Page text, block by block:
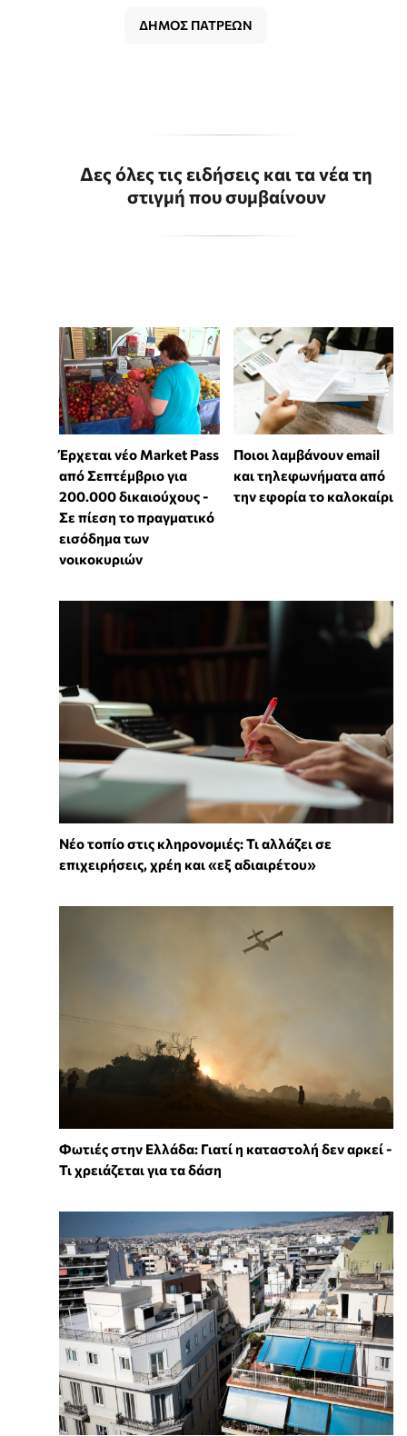
ΔΗΜΟΣ ΠΑΤΡΕΩΝ
Δες όλες τις ειδήσεις και τα νέα τη
στιγμή που συμβαίνουν
Έρχεται νέο Market Pass
από Σεπτέμβριο για
200.000 δικαιούχους -
Σε πίεση το πραγματικό
εισόδημα των
νοικοκυριών
Ποιοι λαμβάνουν email
και τηλεφωνήματα από
την εφορία το καλοκαίρι
Νέο τοπίο στις κληρονομιές: Τι αλλάζει σε
επιχειρήσεις, χρέη και «εξ αδιαιρέτου»
Φωτιές στην Ελλάδα: Γιατί η καταστολή δεν αρκεί -
Τι χρειάζεται για τα δάση